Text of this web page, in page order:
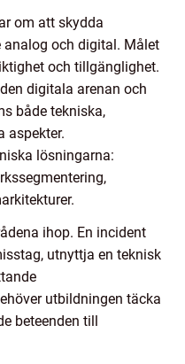
om att skydda
och digital. Målet
och tillgänglighet.
digitala arenan och
både tekniska,
aspekter.
lösningarna:
ihop. En incident
utnyttja en teknisk
utbildningen täcka
beteenden till